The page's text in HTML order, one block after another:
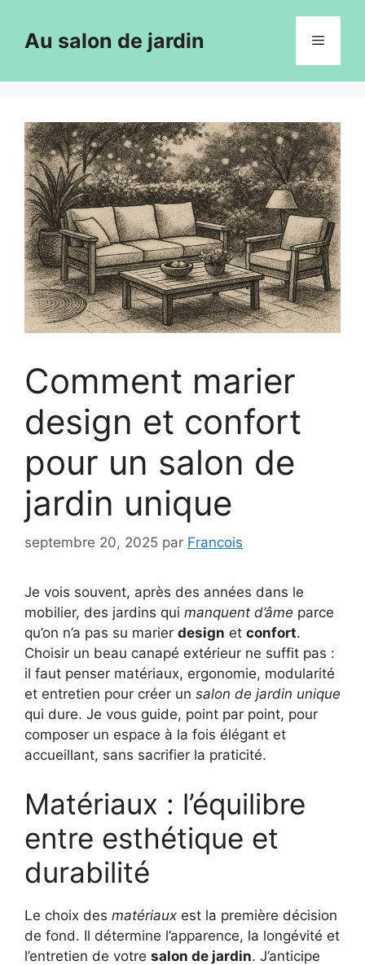
contenuAu salon de jardin Menu
Comment marier
design et confort
pour un salon de
jardin unique
septembre 20, 2025 par Francois
Je vois souvent, après des années dans le
mobilier, des jardins qui manquent d’âme parce
qu’on n’a pas su marier design et confort.
Choisir un beau canapé extérieur ne suffit pas :
il faut penser matériaux, ergonomie, modularité
et entretien pour créer un salon de jardin unique
qui dure. Je vous guide, point par point, pour
composer un espace à la fois élégant et
accueillant, sans sacrifier la praticité.
Matériaux : l’équilibre
entre esthétique et
durabilité
Le choix des matériaux est la première décision
de fond. Il détermine l’apparence, la longévité et
l’entretien de votre salon de jardin. J’anticipe